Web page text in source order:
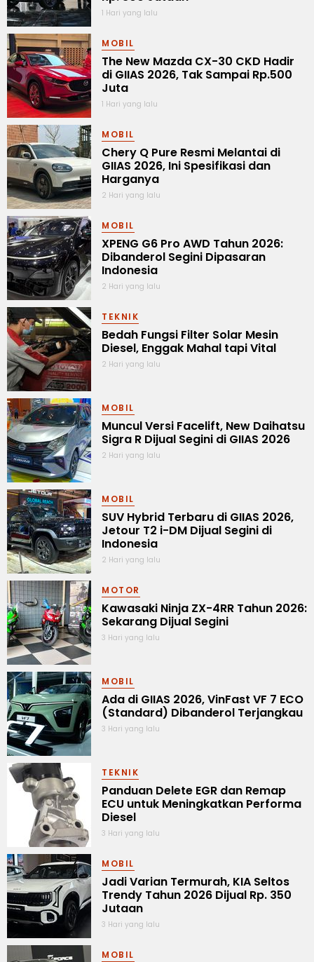
1 Hari yang lalu
MOBIL
The New Mazda CX-30 CKD Hadir
di GIIAS 2026, Tak Sampai Rp.500
Juta
1 Hari yang lalu
MOBIL
Chery Q Pure Resmi Melantai di
GIIAS 2026, Ini Spesifikasi dan
Harganya
2 Hari yang lalu
MOBIL
XPENG G6 Pro AWD Tahun 2026:
Dibanderol Segini Dipasaran
Indonesia
2 Hari yang lalu
TEKNIK
Bedah Fungsi Filter Solar Mesin
Diesel, Enggak Mahal tapi Vital
2 Hari yang lalu
MOBIL
Muncul Versi Facelift, New Daihatsu
Sigra R Dijual Segini di GIIAS 2026
2 Hari yang lalu
MOBIL
SUV Hybrid Terbaru di GIIAS 2026,
Jetour T2 i-DM Dijual Segini di
Indonesia
2 Hari yang lalu
MOTOR
Kawasaki Ninja ZX-4RR Tahun 2026:
Sekarang Dijual Segini
3 Hari yang lalu
MOBIL
Ada di GIIAS 2026, VinFast VF 7 ECO
(Standard) Dibanderol Terjangkau
3 Hari yang lalu
TEKNIK
Panduan Delete EGR dan Remap
ECU untuk Meningkatkan Performa
Diesel
3 Hari yang lalu
MOBIL
Jadi Varian Termurah, KIA Seltos
Trendy Tahun 2026 Dijual Rp. 350
Jutaan
3 Hari yang lalu
MOBIL